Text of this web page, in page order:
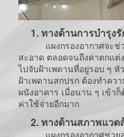
1. ทางด้านการบำรุง
แผงกรองอากาศจะช่ว
สะอาด ตลอดจนถึงค่าตกแต่
ไปจับฝ้าเพดานที่อยู่รอบ ๆ
ฝ้าเพดานสกปรก ต้องทำคว
ผนังอาคาร เมื่อนาน ๆ เข้า
ค่าใช้จ่ายอีกมาก
2. ทางด้านสภาพแวด